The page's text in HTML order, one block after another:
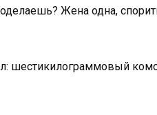
Жена одна,
шестикилограммовый